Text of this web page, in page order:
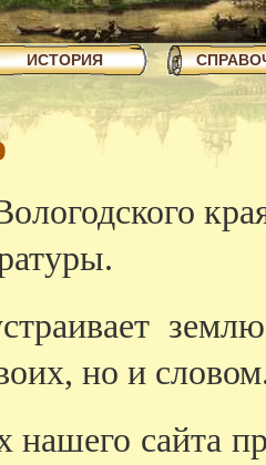
ИСТОРИЯ
но и
нашего сайта